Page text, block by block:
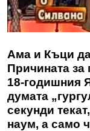
Ама и Къци
Причината за
18-годишния
думата
секунди
наум, а само